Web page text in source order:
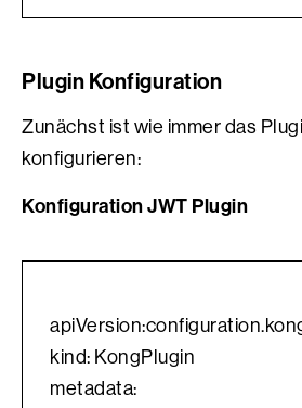
Plugin Konfiguration
Zunächst ist wie immer das
konfigurieren:
Konfiguration JWT Plugin
kind: KongPlugin
metadata: